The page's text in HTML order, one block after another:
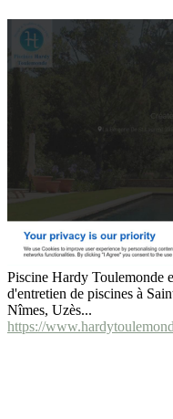
Piscine Hardy Toulemonde
d'entretien de piscines à
Nîmes, Uzès...
https://